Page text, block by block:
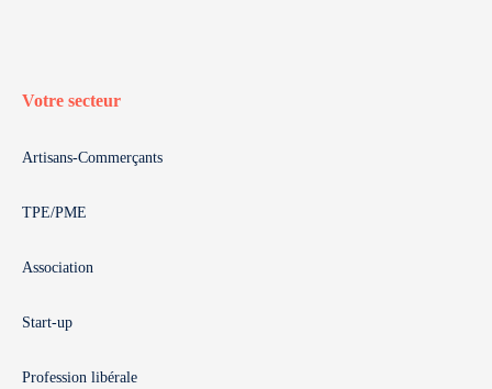
Votre secteur
Artisans-Commerçants
TPE/PME
Association
Start-up
Profession libérale